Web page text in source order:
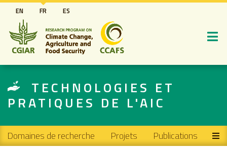
Aller
au
contenu
principal
EN FR ES
TECHNOLOGIES ET
PRATIQUES DE L'AIC
Main navigation
Domaines de recherche Projets Publications